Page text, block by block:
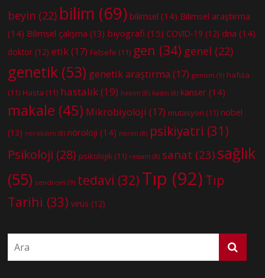
beyin (22) bilim (69) bilimsel (14) Bilimsel araştırma
(14) Bilimsel çalışma (13) biyografi (15) COVID-19 (12) dna (14)
doktor (12) etik(17) Felsefe (11) gen (34) genel (22)
genetik (53) genetik araştırma (17) genom (9) hafıza
(11) Hasta (11) hastalık(19) hekim (8) kadın (8) kanser (14)
makale (45) Mikrobiyoloji (17) mutasyon (11) nobel
(13) nörobilim (8) nöroloji (14) nöron (8) psikiyatri (31)
Psikoloji (28) psikolojik (11) ressam (8) sanat (23) sağlık
(55) sendrom (9) tedavi (32) Tıp (92) Tıp
Tarihi (33) virüs (12)